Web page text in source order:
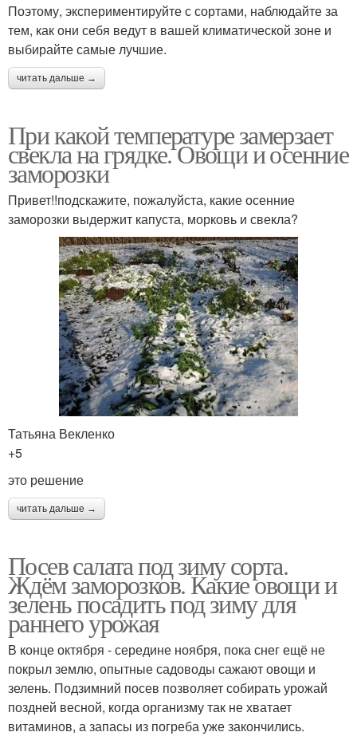
Поэтому, экспериментируйте с сортами, наблюдайте за
тем, как они себя ведут в вашей климатической зоне и
выбирайте самые лучшие.
читать дальше →
При какой температуре замерзает
свекла на грядке. Овощи и осенние
заморозки
Привет!!подскажите, пожалуйста, какие осенние
заморозки выдержит капуста, морковь и свекла?
Татьяна Векленко
+5
это решение
читать дальше →
Посев салата под зиму сорта.
Ждём заморозков. Какие овощи и
зелень посадить под зиму для
раннего урожая
В конце октября - середине ноября, пока снег ещё не
покрыл землю, опытные садоводы сажают овощи и
зелень. Подзимний посев позволяет собирать урожай
поздней весной, когда организму так не хватает
витаминов, а запасы из погреба уже закончились.